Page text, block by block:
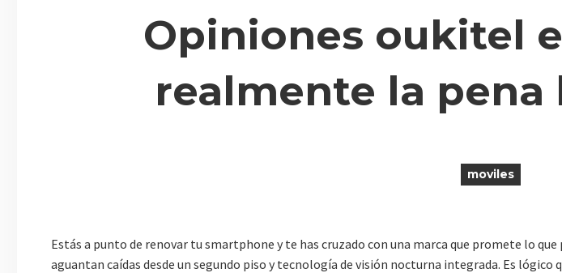
Opiniones oukitel
realmente la pena
moviles
Estás a punto de renovar tu smartphone y te has cruzado con una marca que promete lo
aguantan caídas desde un segundo piso y tecnología de visión nocturna integrada. Es lógico